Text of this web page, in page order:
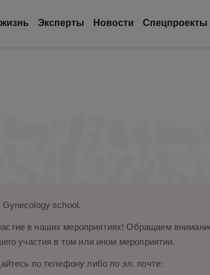
Эксперты Новости Спецпроекты
school.
в наших мероприятиях! Обращаем
участия в том или ином мероприятии.
по телефону либо по эл. почте: